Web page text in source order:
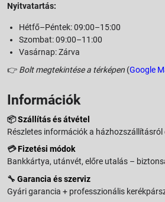
Nyitvatartás:
Hétfő–Péntek: 09:00–15:00
Szombat: 09:00–11:00
Vasárnap: Zárva
👉 Bolt megtekintése a térképen (Google
Információk
📦Szállítás és átvétel
Részletes információk a házhozszállításról
💳Fizetési módok
Bankkártya, utánvét, előre utalás –
🔧 Garancia és szerviz
Gyári garancia + professzionális